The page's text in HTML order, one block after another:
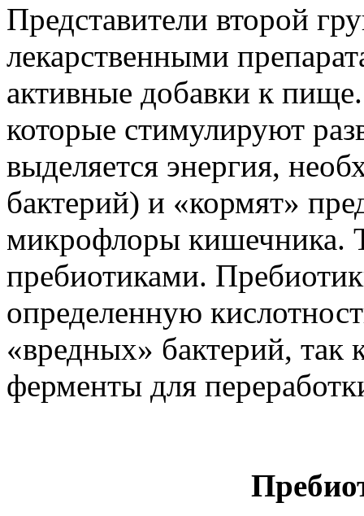
Представители второй
лекарственными
активные добавки к
которые стимулируют
выделяется энергия,
бактерий) и «кормят»
микрофлоры кишечника.
пребиотиками.
определенную
«вредных» бактерий, так
ферменты для